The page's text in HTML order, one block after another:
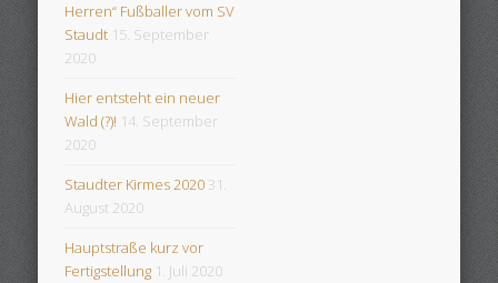
Herren“ Fußballer vom SV
Staudt 15. September
2020
Hier entsteht ein neuer
Wald (?)! 14. September
2020
Staudter Kirmes 2020 31.
August 2020
Hauptstraße kurz vor
Fertigstellung 1. Juli 2020